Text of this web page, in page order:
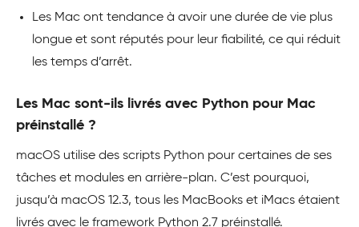
Les Mac ont tendance à avoir une durée de vie plus
longue et sont réputés pour leur fiabilité, ce qui réduit
les temps d’arrêt.
Les Mac sont-ils livrés avec Python pour Mac
préinstallé ?
macOS utilise des scripts Python pour certaines de ses
tâches et modules en arrière-plan. C’est pourquoi,
jusqu’à macOS 12.3, tous les MacBooks et iMacs étaient
livrés avec le framework Python 2.7 préinstallé.